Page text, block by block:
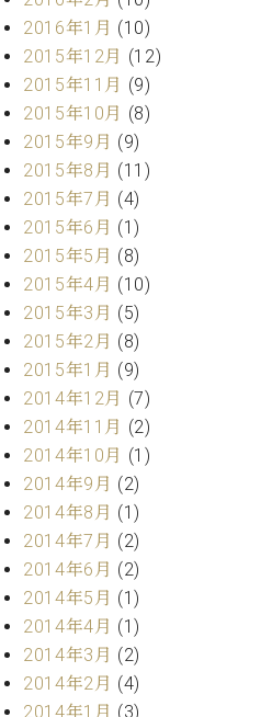
調
律
師
紹
介
律
料
金
表
お
い
合
わ
せ
尾山調律師のブ
ログ Die
Musikgasse（音
楽の小道）
2016年1月 (10)
2015年12月 (12)
2015年11月 (9)
2015年10月 (8)
2015年9月 (9)
2015年8月 (11)
2015年7月 (4)
2015年6月 (1)
2015年5月 (8)
2015年4月 (10)
2015年3月 (5)
2015年2月 (8)
2015年1月 (9)
2014年12月 (7)
2014年11月 (2)
2014年10月 (1)
2014年9月 (2)
2014年8月 (1)
2014年7月 (2)
2014年6月 (2)
2014年5月 (1)
2014年4月 (1)
2014年3月 (2)
2014年2月 (4)
2014年1月 (3)